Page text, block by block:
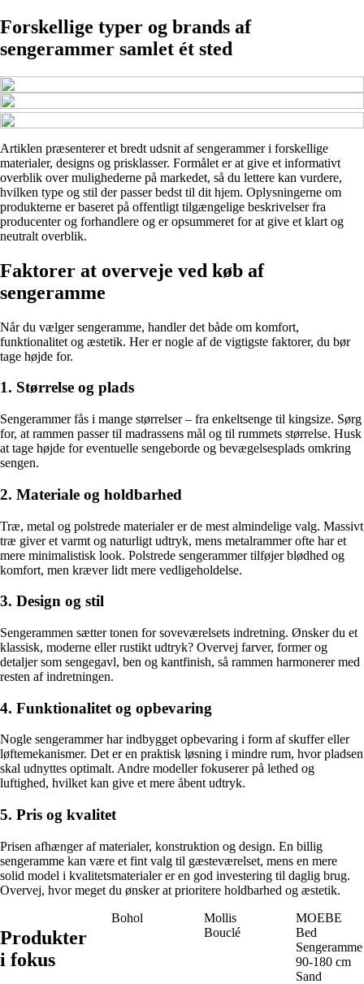
Forskellige typer og brands af
sengerammer samlet ét sted
Artiklen præsenterer et bredt udsnit af sengerammer i forskellige
materialer, designs og prisklasser. Formålet er at give et informativt
overblik over mulighederne på markedet, så du lettere kan vurdere,
hvilken type og stil der passer bedst til dit hjem. Oplysningerne om
produkterne er baseret på offentligt tilgængelige beskrivelser fra
producenter og forhandlere og er opsummeret for at give et klart og
neutralt overblik.
Faktorer at overveje ved køb af
sengeramme
Når du vælger sengeramme, handler det både om komfort,
funktionalitet og æstetik. Her er nogle af de vigtigste faktorer, du bør
tage højde for.
1. Størrelse og plads
Sengerammer fås i mange størrelser – fra enkeltsenge til kingsize. Sørg
for, at rammen passer til madrassens mål og til rummets størrelse. Husk
at tage højde for eventuelle sengeborde og bevægelsesplads omkring
sengen.
2. Materiale og holdbarhed
Træ, metal og polstrede materialer er de mest almindelige valg. Massivt
træ giver et varmt og naturligt udtryk, mens metalrammer ofte har et
mere minimalistisk look. Polstrede sengerammer tilføjer blødhed og
komfort, men kræver lidt mere vedligeholdelse.
3. Design og stil
Sengerammen sætter tonen for soveværelsets indretning. Ønsker du et
klassisk, moderne eller rustikt udtryk? Overvej farver, former og
detaljer som sengegavl, ben og kantfinish, så rammen harmonerer med
resten af indretningen.
4. Funktionalitet og opbevaring
Nogle sengerammer har indbygget opbevaring i form af skuffer eller
løftemekanismer. Det er en praktisk løsning i mindre rum, hvor pladsen
skal udnyttes optimalt. Andre modeller fokuserer på lethed og
luftighed, hvilket kan give et mere åbent udtryk.
5. Pris og kvalitet
Prisen afhænger af materialer, konstruktion og design. En billig
sengeramme kan være et fint valg til gæsteværelset, mens en mere
solid model i kvalitetsmaterialer er en god investering til daglig brug.
Overvej, hvor meget du ønsker at prioritere holdbarhed og æstetik.
Produkter
i fokus
Bohol
Mollis
Bouclé
MOEBE
Bed
Sengeramme
90-180 cm
Sand